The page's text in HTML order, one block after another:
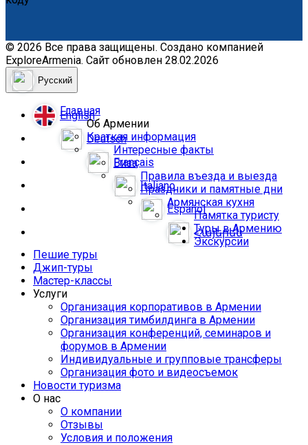
© 2026 Все права защищены. Создано компанией
ExploreArmenia. Сайт обновлен 28.02.2026
Русский
English
Deutsch
Français
Italiano
Español
Հայերեն
Главная
Об Армении
Краткая информация
Интересные факты
Виза
Правила въезда и выезда
Праздники и памятные дни
Армянская кухня
Памятка туристу
Туры в Армению
Экскурсии
Пешие туры
Джип-туры
Мастер-классы
Услуги
Организация корпоративов в Армении
Организация тимбилдинга в Армении
Организация конференций, семинаров и
форумов в Армении
Индивидуальные и групповые трансферы
Организация фото и видеосъемок
Новости туризма
О нас
О компании
Отзывы
Условия и положения